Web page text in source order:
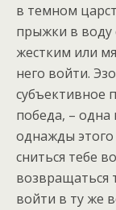
в темном
прыжки в воду
жестким или
него войти.
субъективное
победа, – одна
однажды этого
сниться тебе
возвращаться
войти в ту же